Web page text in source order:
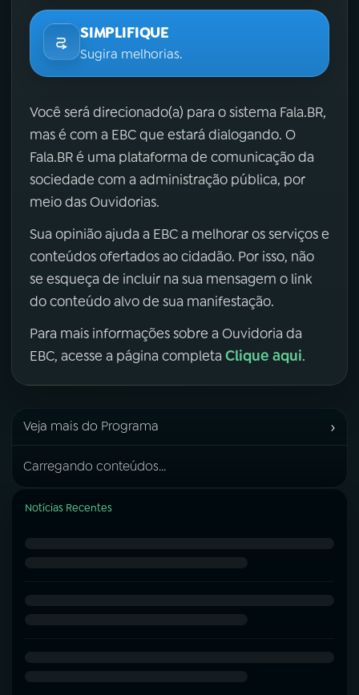
SIMPLIFIQUE
Sugira melhorias.
Você será direcionado(a) para o sistema Fala.BR,
mas é com a EBC que estará dialogando. O
Fala.BR é uma plataforma de comunicação da
sociedade com a administração pública, por
meio das Ouvidorias.
Sua opinião ajuda a EBC a melhorar os serviços e
conteúdos ofertados ao cidadão. Por isso, não
se esqueça de incluir na sua mensagem o link
do conteúdo alvo de sua manifestação.
Para mais informações sobre a Ouvidoria da
EBC, acesse a página completa Clique aqui.
Veja mais do Programa ›
Carregando conteúdos...
Notícias Recentes